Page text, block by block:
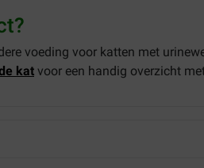
voeding voor katten met
kat voor een handig overzicht